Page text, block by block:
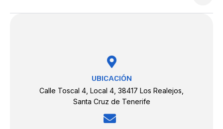
UBICACIÓN
Calle Toscal 4, Local 4, 38417 Los Realejos,
Santa Cruz de Tenerife